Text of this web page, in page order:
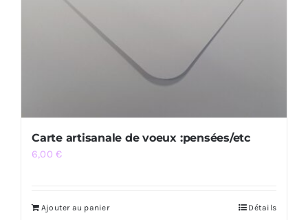
Carte artisanale de voeux :pensées/etc
6,00€
Ajouter au panier Détails